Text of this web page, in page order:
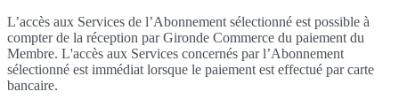
L’accès aux Services de l’Abonnement sélectionné est possible à
compter de la réception par Gironde Commerce du paiement du
Membre. L'accès aux Services concernés par l’Abonnement
sélectionné est immédiat lorsque le paiement est effectué par carte
bancaire.